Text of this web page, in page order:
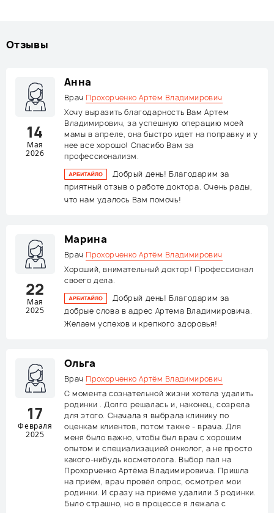
Отзывы
14
Мая
2026
Анна
Врач Прохорченко Артём Владимирович
Хочу выразить благодарность Вам Артем
Владимирович, за успешную операцию моей
мамы в апреле, она быстро идет на поправку и у
нее все хорошо! Спасибо Вам за
профессионализм.
Добрый день! Благодарим за
приятный отзыв о работе доктора. Очень рады,
что нам удалось Вам помочь!
22
Мая
2025
Марина
Врач Прохорченко Артём Владимирович
Хороший, внимательный доктор! Профессионал
своего дела.
Добрый день! Благодарим за
добрые слова в адрес Артема Владимировича.
Желаем успехов и крепкого здоровья!
17
Февраля
2025
Ольга
Врач Прохорченко Артём Владимирович
С момента сознательной жизни хотела удалить
родинки . Долго решалась и, наконец, созрела
для этого. Сначала я выбрала клинику по
оценкам клиентов, потом также - врача. Для
меня было важно, чтобы был врач с хорошим
опытом и специализацией онколог, а не просто
какого-нибудь косметолога. Выбор пал на
Прохорченко Артёма Владимировича. Пришла
на приём, врач провёл опрос, осмотрел мои
родинки. И сразу на приёме удалили 3 родинки.
Было страшно, но в процессе я лежала с